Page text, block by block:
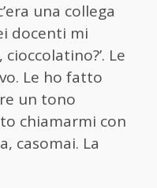
una collega
docenti mi
Le
Le ho fatto
un tono
chiamarmi con
casomai. La